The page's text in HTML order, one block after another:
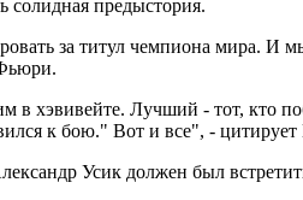
солидная предыстория.
за титул чемпиона мира. И
в хэвивейте. Лучший - тот, кто
к бою." Вот и все", -
Усик должен был